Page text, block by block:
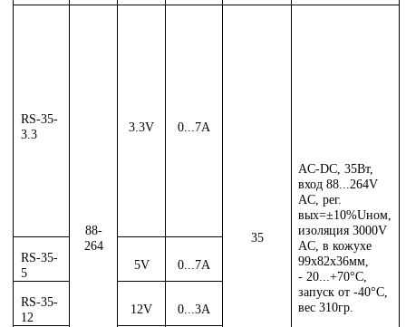
RS-35-
3.3
88-
264
3.3V 0...7A
35
AC-DC, 35Вт,
вход 88...264V
AC, рег.
вых=±10%Uном,
изоляция 3000V
AC, в кожухе
99х82х36мм,
- 20...+70°С,
запуск от -40°С,
вес 310гр.
RS-35-
5
5V 0...7A
RS-35-
12
12V 0...3A